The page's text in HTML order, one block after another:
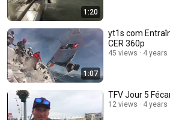
1:20
1:07
yt1s com Entraînement SNIM
CER 360p
45 views 4 years
TFV Jour 5
12 views 4 years